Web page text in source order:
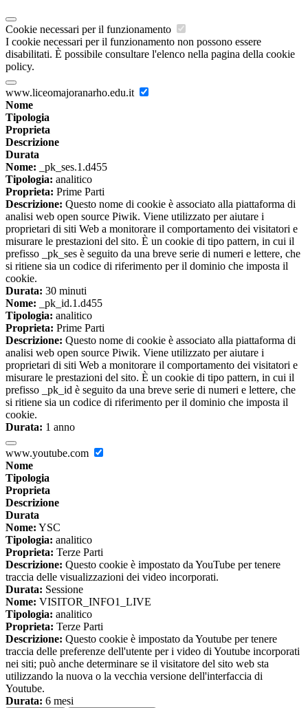
Cookie necessari per il funzionamento
I cookie necessari per il funzionamento non possono essere
disabilitati. È possibile consultare l'elenco nella pagina della cookie
policy.
www.liceomajoranarho.edu.it
Nome
Tipologia
Proprieta
Descrizione
Durata
Nome: _pk_ses.1.d455
Tipologia: analitico
Proprieta: Prime Parti
Descrizione: Questo nome di cookie è associato alla piattaforma di
analisi web open source Piwik. Viene utilizzato per aiutare i
proprietari di siti Web a monitorare il comportamento dei visitatori e
misurare le prestazioni del sito. È un cookie di tipo pattern, in cui il
prefisso _pk_ses è seguito da una breve serie di numeri e lettere, che
si ritiene sia un codice di riferimento per il dominio che imposta il
cookie.
Durata: 30 minuti
Nome: _pk_id.1.d455
Tipologia: analitico
Proprieta: Prime Parti
Descrizione: Questo nome di cookie è associato alla piattaforma di
analisi web open source Piwik. Viene utilizzato per aiutare i
proprietari di siti Web a monitorare il comportamento dei visitatori e
misurare le prestazioni del sito. È un cookie di tipo pattern, in cui il
prefisso _pk_id è seguito da una breve serie di numeri e lettere, che
si ritiene sia un codice di riferimento per il dominio che imposta il
cookie.
Durata: 1 anno
www.youtube.com
Nome
Tipologia
Proprieta
Descrizione
Durata
Nome: YSC
Tipologia: analitico
Proprieta: Terze Parti
Descrizione: Questo cookie è impostato da YouTube per tenere
traccia delle visualizzazioni dei video incorporati.
Durata: Sessione
Nome: VISITOR_INFO1_LIVE
Tipologia: analitico
Proprieta: Terze Parti
Descrizione: Questo cookie è impostato da Youtube per tenere
traccia delle preferenze dell'utente per i video di Youtube incorporati
nei siti; può anche determinare se il visitatore del sito web sta
utilizzando la nuova o la vecchia versione dell'interfaccia di
Youtube.
Durata: 6 mesi